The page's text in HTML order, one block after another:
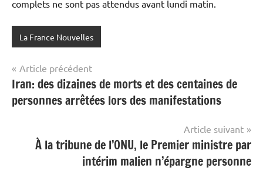
complets ne sont pas attendus avant lundi matin.
La France Nouvelles
Navigation
de
l’article
Article précédent
Iran: des dizaines de morts et des centaines de
personnes arrêtées lors des manifestations
Article suivant
À la tribune de l’ONU, le Premier ministre par
intérim malien n’épargne personne